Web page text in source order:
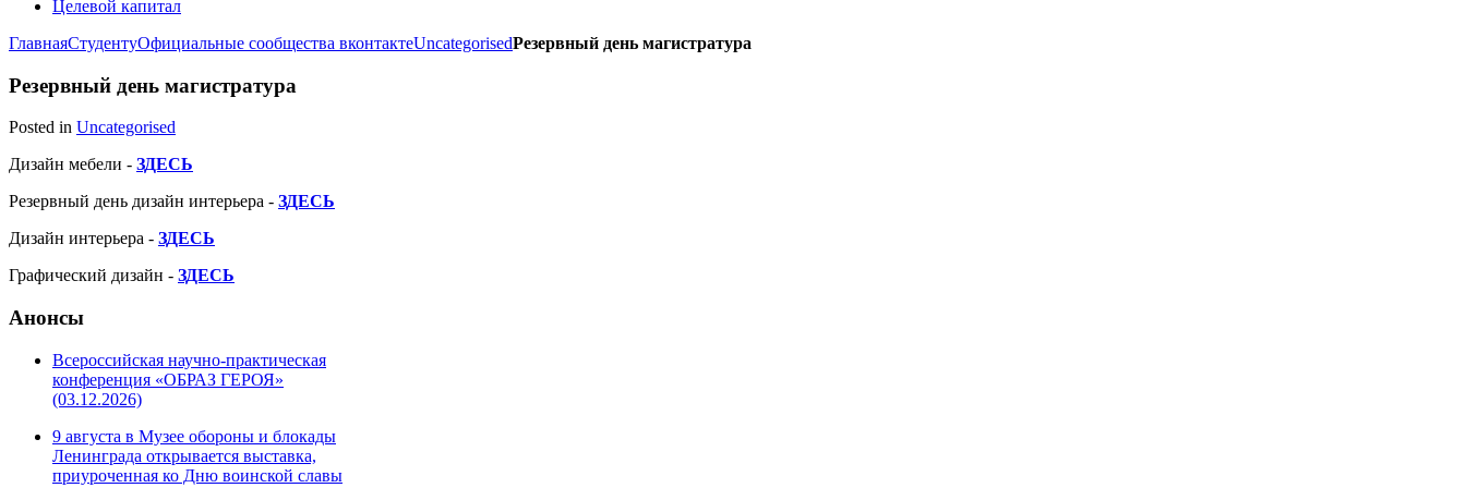
Целевой капитал
ГлавнаяСтудентуОфициальные сообщества вконтактеUncategorisedРезервный день магистратура
Резервный день магистратура
Posted in Uncategorised
Дизайн мебели - ЗДЕСЬ
Резервный день дизайн интерьера - ЗДЕСЬ
Дизайн интерьера - ЗДЕСЬ
Графический дизайн - ЗДЕСЬ
Анонсы
Всероссийская научно-практическая
конференция «ОБРАЗ ГЕРОЯ»
(03.12.2026)
9 августа в Музее обороны и блокады
Ленинграда открывается выставка,
приуроченная ко Дню воинской славы